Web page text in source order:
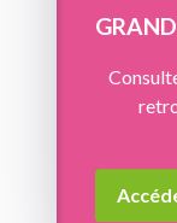
Panneau de gestion